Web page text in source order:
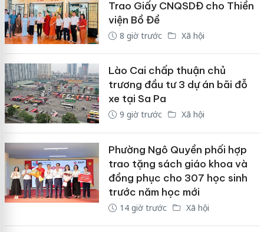
Trao Giấy CNQSDĐ cho Thiền
viện Bồ Đề
8 giờ trước Xã hội
Lào Cai chấp thuận chủ
trương đầu tư 3 dự án bãi đỗ
xe tại Sa Pa
9 giờ trước Xã hội
Phường Ngô Quyền phối hợp
trao tặng sách giáo khoa và
đồng phục cho 307 học sinh
trước năm học mới
14 giờ trước Xã hội